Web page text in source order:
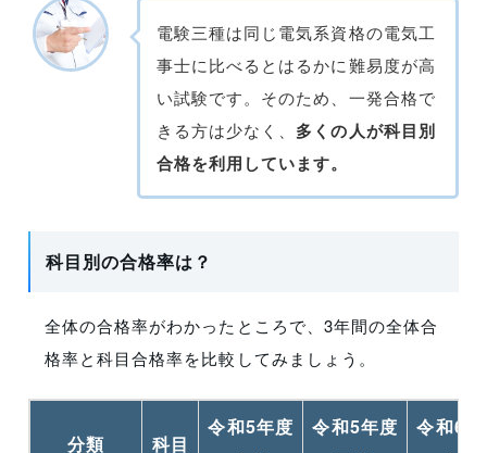
電験三種は同じ電気系資格の電気工
事士に比べるとはるかに難易度が高
い試験です。そのため、一発合格で
きる方は少なく、 多くの人が科目別
合格を利用しています。
科目別の合格率は？
全体の合格率がわかったところで、3年間の全体合
格率と科目合格率を比較してみましょう。
分類 科目
令和5年度
令和5年度
令和6